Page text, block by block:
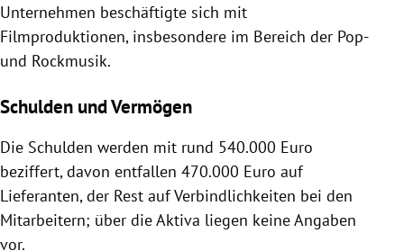
Unternehmen beschäftigte sich mit
Filmproduktionen, insbesondere im Bereich der Pop-
und Rockmusik.
Schulden und Vermögen
Die Schulden werden mit rund 540.000 Euro
beziffert, davon entfallen 470.000 Euro auf
Lieferanten, der Rest auf Verbindlichkeiten bei den
Mitarbeitern; über die Aktiva liegen keine Angaben
vor.